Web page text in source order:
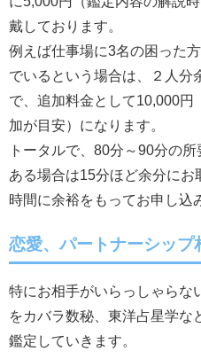
戴しております。
例えば仕事場に3名の困った
でいるという場合は、２人分
で、追加料金として10,000円
加が目安）になります。
トータルで、80分～90分の
ある場合は15分ほど余分にお
時間に余裕をもってお申し込
恋愛、パートナーシップ
特にお相手がいらっしゃらな
をカバラ数秘、東洋占星学な
鑑定していきます。